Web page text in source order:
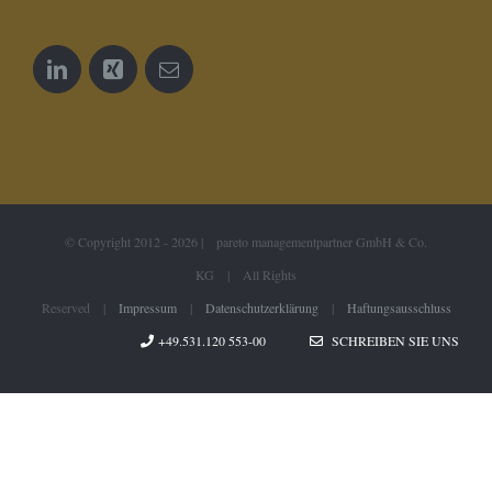
© Copyright 2012 - 2026 | pareto managementpartner GmbH & Co.
KG | All Rights
Reserved | Impressum| Datenschutzerklärung| Haftungsausschluss
+49.531.120 553-00
SCHREIBEN SIE UNS